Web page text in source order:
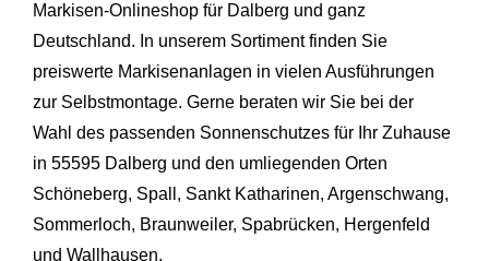
Markisen-Onlineshop für Dalberg und ganz
Deutschland. In unserem Sortiment finden Sie
preiswerte Markisenanlagen in vielen Ausführungen
zur Selbstmontage. Gerne beraten wir Sie bei der
Wahl des passenden Sonnenschutzes für Ihr Zuhause
in 55595 Dalberg und den umliegenden Orten
Schöneberg, Spall, Sankt Katharinen, Argenschwang,
Sommerloch, Braunweiler, Spabrücken, Hergenfeld
und Wallhausen.